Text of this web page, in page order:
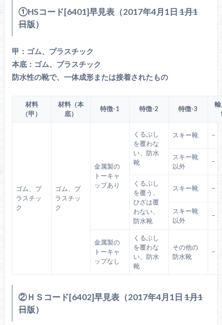
①HSコード[6401]早見表（2017年4月1日 1月1
日版）
甲：ゴム、プラスチック
本底：ゴム、プラスチック
防水性の靴で、一体成形または接着されたもの
材料
（甲）
材料（本
底）
特徴-1 特徴-2 特徴-3
ゴム、プ
ラスチッ
ク
ゴム、プ
ラスチッ
ク
金属製の
トーキャ
ップあり
くるぶし
を覆わな
い、防水
靴
スキー靴 –
スキー靴
以外
–
くるぶし
を覆う、
ひざは覆
わない、
防水靴
スキー靴 –
スキー靴
以外
–
金属製の
トーキャ
ップなし
くるぶし
を覆わな
い、防水
靴
その他の
防水靴
–
②ＨＳコード[6402]早見表（2017年4月1日 1月1
日版）